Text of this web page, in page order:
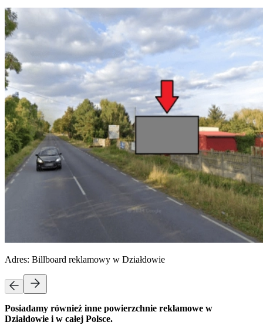
Adres: Billboard reklamowy w Działdowie
Posiadamy również inne powierzchnie reklamowe w
Działdowie i w całej Polsce.